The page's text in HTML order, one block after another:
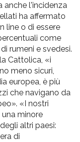
anche l'incidenza
ha affermato
line o di essere
come
rumeni e svedesi.
Cattolica, «i
meno sicuri,
europea, è più
che navigano da
«I nostri
minore
altri paesi:
di